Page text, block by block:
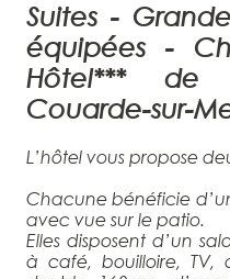
Suites -
équipées-
Hôtel***
Couarde-sur-
L’hôtel vous propose
Chacune bénéficie
avec vue sur le patio.
Elles disposent d’un
à café, bouilloire, TV,